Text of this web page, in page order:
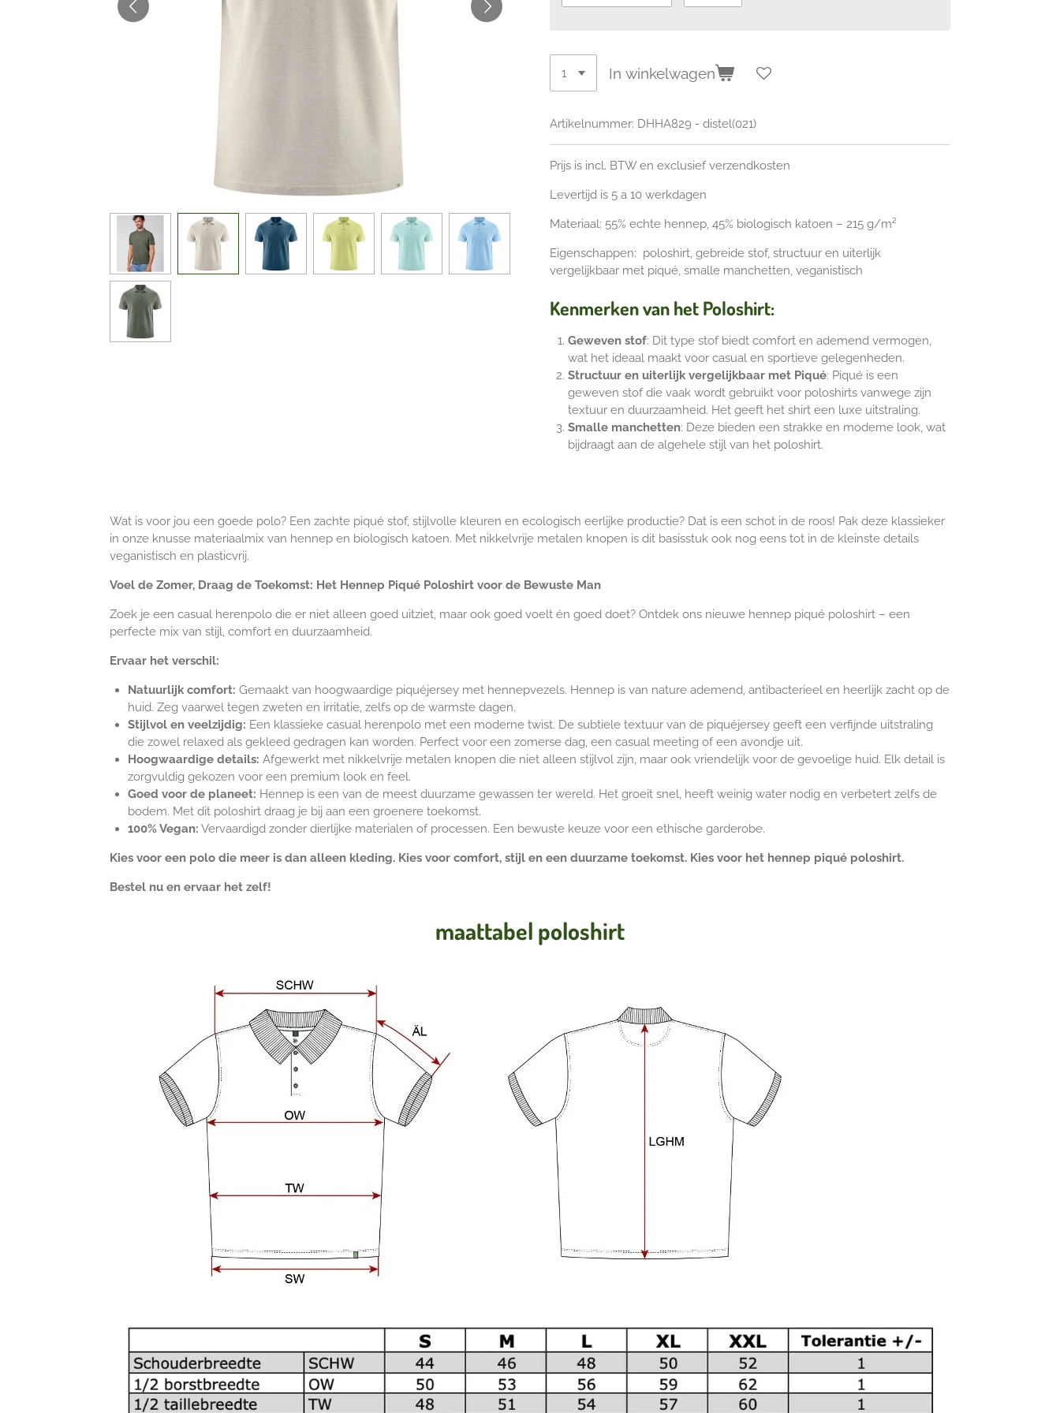
In winkelwagen
Artikelnummer: DHHA829 - distel(021)
Prijs is incl. BTW en exclusief verzendkosten
Levertijd is 5 a 10 werkdagen
Materiaal: 55% echte hennep, 45% biologisch katoen – 215 g/m²
Eigenschappen: poloshirt, gebreide stof, structuur en uiterlijk
vergelijkbaar met piqué, smalle manchetten, veganistisch
Kenmerken van het Poloshirt:
Geweven stof: Dit type stof biedt comfort en ademend vermogen,
wat het ideaal maakt voor casual en sportieve gelegenheden.
Structuur en uiterlijk vergelijkbaar met Piqué: Piqué is een
geweven stof die vaak wordt gebruikt voor poloshirts vanwege zijn
textuur en duurzaamheid. Het geeft het shirt een luxe uitstraling.
Smalle manchetten: Deze bieden een strakke en moderne look, wat
bijdraagt aan de algehele stijl van het poloshirt.
Wat is voor jou een goede polo? Een zachte piqué stof, stijlvolle kleuren en ecologisch eerlijke productie? Dat is een schot in de roos! Pak deze klassieker
in onze knusse materiaalmix van hennep en biologisch katoen. Met nikkelvrije metalen knopen is dit basisstuk ook nog eens tot in de kleinste details
veganistisch en plasticvrij.
Voel de Zomer, Draag de Toekomst: Het Hennep Piqué Poloshirt voor de Bewuste Man
Zoek je een casual herenpolo die er niet alleen goed uitziet, maar ook goed voelt én goed doet? Ontdek ons nieuwe hennep piqué poloshirt – een
perfecte mix van stijl, comfort en duurzaamheid.
Ervaar het verschil:
Natuurlijk comfort: Gemaakt van hoogwaardige piquéjersey met hennepvezels. Hennep is van nature ademend, antibacterieel en heerlijk zacht op de
huid. Zeg vaarwel tegen zweten en irritatie, zelfs op de warmste dagen.
Stijlvol en veelzijdig: Een klassieke casual herenpolo met een moderne twist. De subtiele textuur van de piquéjersey geeft een verfijnde uitstraling
die zowel relaxed als gekleed gedragen kan worden. Perfect voor een zomerse dag, een casual meeting of een avondje uit.
Hoogwaardige details: Afgewerkt met nikkelvrije metalen knopen die niet alleen stijlvol zijn, maar ook vriendelijk voor de gevoelige huid. Elk detail is
zorgvuldig gekozen voor een premium look en feel.
Goed voor de planeet: Hennep is een van de meest duurzame gewassen ter wereld. Het groeit snel, heeft weinig water nodig en verbetert zelfs de
bodem. Met dit poloshirt draag je bij aan een groenere toekomst.
100% Vegan: Vervaardigd zonder dierlijke materialen of processen. Een bewuste keuze voor een ethische garderobe.
Kies voor een polo die meer is dan alleen kleding. Kies voor comfort, stijl en een duurzame toekomst. Kies voor het hennep piqué poloshirt.
Bestel nu en ervaar het zelf!
maattabel poloshirt